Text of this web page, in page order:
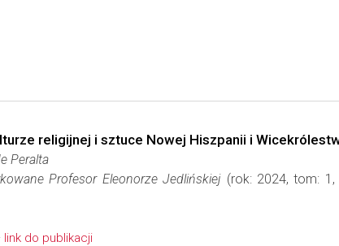
religijnej i sztuce Nowej Hiszpanii i
Peralta
Profesor Eleonorze Jedlińskiej (rok: 2024, tom:
link do publikacji